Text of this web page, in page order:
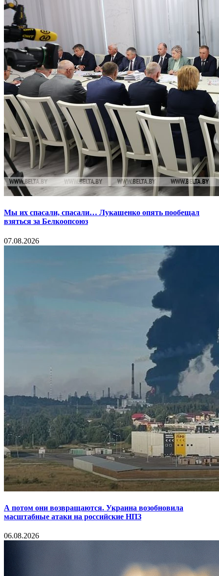
Мы их спасали, спасали… Лукашенко опять пообещал
взяться за Белкоопсоюз
07.08.2026
А потом они возвращаются. Украина возобновила
масштабные атаки на российские НПЗ
06.08.2026